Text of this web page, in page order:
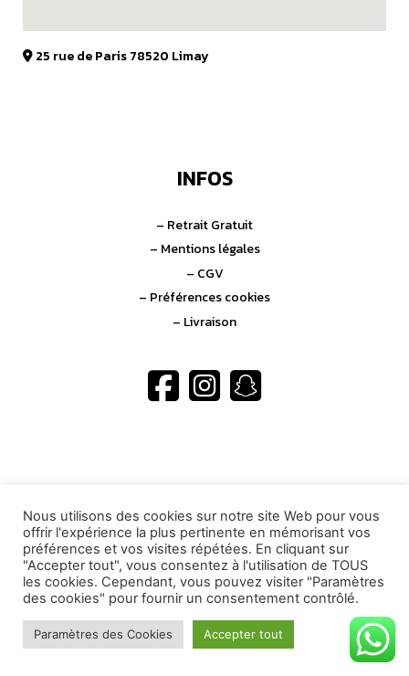
25 rue de Paris 78520 Limay
INFOS
– Retrait Gratuit
– Mentions légales
– CGV
– Préférences cookies
– Livraison
06.11.34.55.91
Copyright © 2026 Ocosmetic.fr - Réalisation Asmaa
Nous utilisons des cookies sur notre site Web pour vous
offrir l'expérience la plus pertinente en mémorisant vos
préférences et vos visites répétées. En cliquant sur
"Accepter tout", vous consentez à l'utilisation de TOUS
les cookies. Cependant, vous pouvez visiter "Paramètres
des cookies" pour fournir un consentement contrôlé.
Paramètres des Cookies Accepter tout